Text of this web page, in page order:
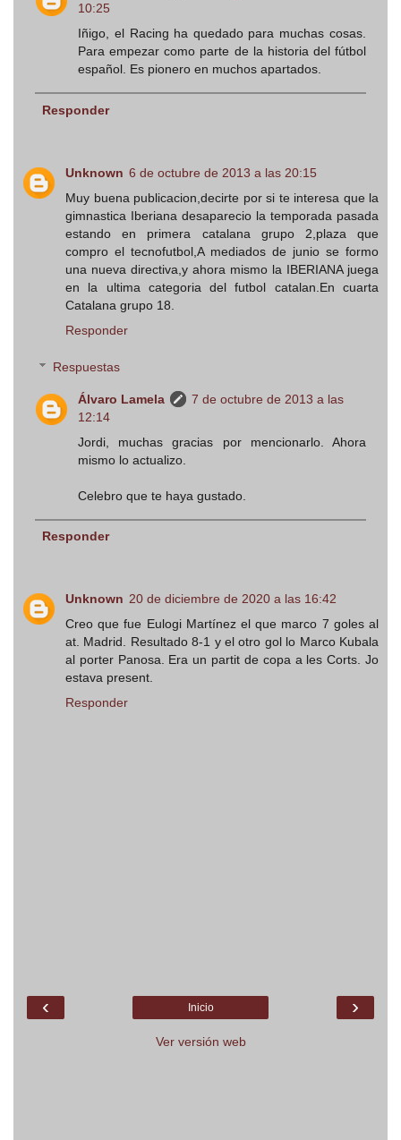
10:25
Iñigo, el Racing ha quedado para muchas cosas.
Para empezar como parte de la historia del fútbol
español. Es pionero en muchos apartados.
Responder
Unknown 6 de octubre de 2013 a las 20:15
Muy buena publicacion,decirte por si te interesa que la
gimnastica Iberiana desaparecio la temporada pasada
estando en primera catalana grupo 2,plaza que
compro el tecnofutbol,A mediados de junio se formo
una nueva directiva,y ahora mismo la IBERIANA juega
en la ultima categoria del futbol catalan.En cuarta
Catalana grupo 18.
Responder
Respuestas
Álvaro Lamela
7 de octubre de 2013 a las
12:14
Jordi, muchas gracias por mencionarlo. Ahora
mismo lo actualizo.
Celebro que te haya gustado.
Responder
Unknown 20 de diciembre de 2020 a las 16:42
Creo que fue Eulogi Martínez el que marco 7 goles al
at. Madrid. Resultado 8-1 y el otro gol lo Marco Kubala
al porter Panosa. Era un partit de copa a les Corts. Jo
estava present.
Responder
‹ ›
Inicio
Ver versión web